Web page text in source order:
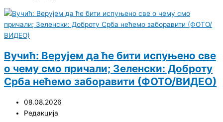
Вучић: Верујем да ће бити испуњено све
о чему смо причали; Зеленски: Доброту
Срба нећемо заборавити (ФОТО/ВИДЕО)
08.08.2026
Редакција